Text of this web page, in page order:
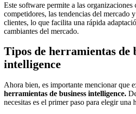
Este software permite a las organizaciones
competidores, las tendencias del mercado
clientes, lo que facilita una rápida
cambiantes del mercado.
Tipos de herramientas de
intelligence
Ahora bien, es importante mencionar que
herramientas de business intelligence.
necesitas es el primer paso para elegir una